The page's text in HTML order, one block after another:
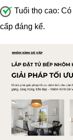
Tuổi thọ cao:
cấp đáng kể.